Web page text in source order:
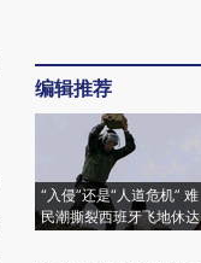
编辑推荐
“入侵”还是“人道危机” 难
民潮撕裂西班牙飞地休达